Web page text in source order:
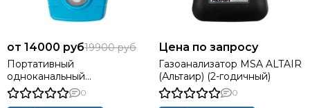
14000 руб19900 руб
Портативный
одноканальный
газоанализатор "ТОП-СЕНС
210"
0
Цена по запросу
Газоанализатор MSA ALTAIR
(Альтаир) (2-годичный)
0